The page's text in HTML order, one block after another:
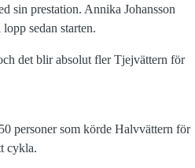
sin prestation. Annika Johansson
sedan starten.
det blir absolut fler Tjejvättern för
personer som körde Halvvättern för
cykla.